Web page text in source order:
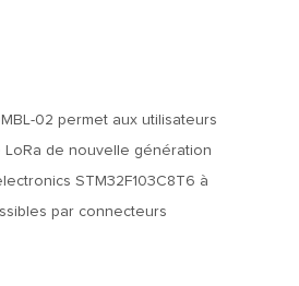
02 permet aux utilisateurs
LoRa de nouvelle génération
STM32F103C8T6 à
par connecteurs